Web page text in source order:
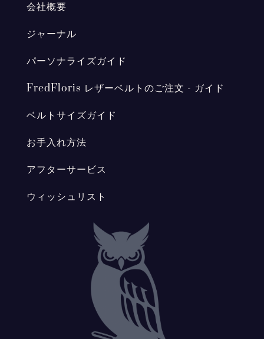
会社概要
ジャーナル
パーソナライズガイド
FredFloris レザーベルトのご注文 - ガイド
ベルトサイズガイド
お手入れ方法
アフターサービス
ウィッシュリスト